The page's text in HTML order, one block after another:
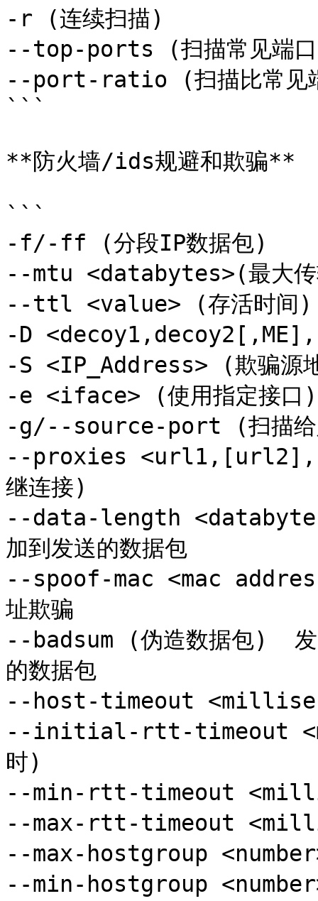
-r (连续扫描)
--top-ports (扫描常见端
--port-ratio (扫描比常见
```
**防火墙/ids规避和欺骗**
```
-f/-ff (分段IP数据包)
--mtu <databytes>(最大传
--ttl <value> (存活时间)
-D
-S <IP_Address> (欺骗源
-e <iface> (使用指定接口)
-g/--source-port (扫描给
--proxies
继连接)
--data-length
加到发送的数据包
--spoof-mac <mac
址欺骗
--badsum (伪造数据包)  发
的数据包
--host-timeout
--initial-rtt-timeout
时)
--min-rtt-timeout
--max-rtt-timeout
--max-hostgroup
--min-hostgroup